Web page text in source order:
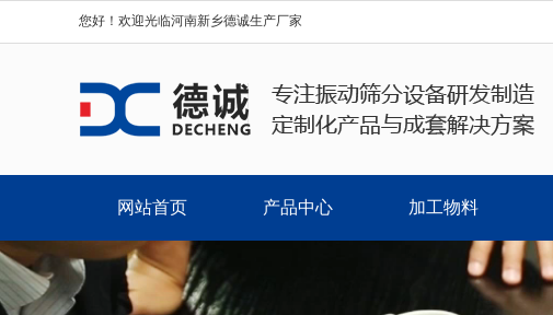
您好！欢迎光临河南新乡德诚生产厂家
网站首页 产品中心 加工物料